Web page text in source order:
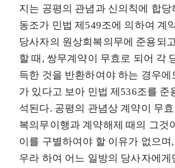
지는 공평의 관념과 신의칙에 합당
동조가 민법 제549조에 의하여 계
당사자의 원상회복의무에 준용되
할 때, 쌍무계약이 무효로 되어 각
득한 것을 반환하여야 하는 경우에
가 있다고 보아 민법 제536조를 준
석된다. 공평의 관념상 계약이 무
복의무이행과 계약해제 때의 그것
이를 구별하여야 할 이유가 없으며
우라 하여 어느 일방의 당사자에게